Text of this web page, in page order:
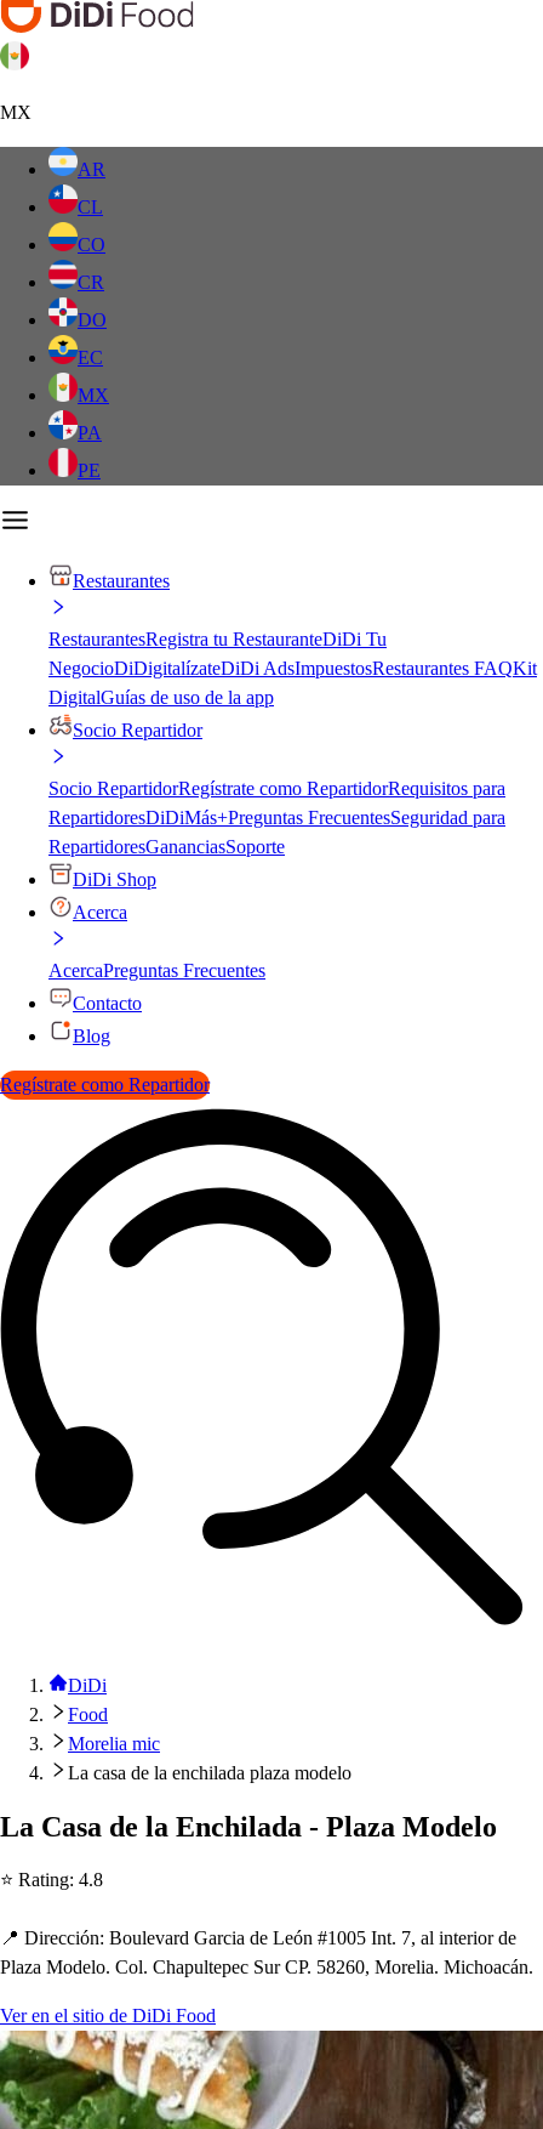
MX
AR
CL
CO
CR
DO
EC
MX
PA
PE
Restaurantes
RestaurantesRegistra tu RestauranteDiDi Tu
NegocioDiDigitalízateDiDi AdsImpuestosRestaurantes FAQKit
DigitalGuías de uso de la app
Socio Repartidor
Socio RepartidorRegístrate como RepartidorRequisitos para
RepartidoresDiDiMás+Preguntas FrecuentesSeguridad para
RepartidoresGananciasSoporte
DiDi Shop
Acerca
AcercaPreguntas Frecuentes
Contacto
Blog
Regístrate como Repartidor
DiDi
Food
Morelia mic
La casa de la enchilada plaza modelo
La Casa de la Enchilada - Plaza Modelo
⭐ Rating: 4.8
📍 Dirección: Boulevard Garcia de León #1005 Int. 7, al interior de
Plaza Modelo. Col. Chapultepec Sur CP. 58260, Morelia. Michoacán.
Ver en el sitio de DiDi Food